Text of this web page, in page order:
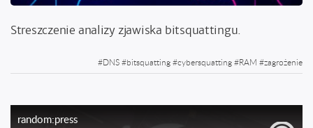
Streszczenie analizy zjawiska bitsquattingu.
#DNS#bitsquatting#cybersquatting#RAM #zagrożenie
random:press